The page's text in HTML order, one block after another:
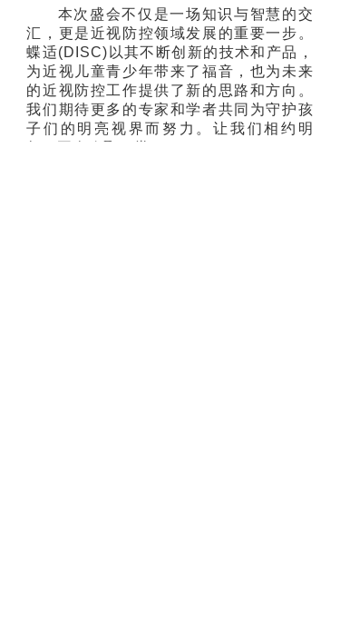
本次盛会不仅是一场知识与智慧的交
汇，更是近视防控领域发展的重要一步。
蝶适(DISC)以其不断创新的技术和产品，
为近视儿童青少年带来了福音，也为未来
的近视防控工作提供了新的思路和方向。
我们期待更多的专家和学者共同为守护孩
子们的明亮视界而努力。让我们相约明